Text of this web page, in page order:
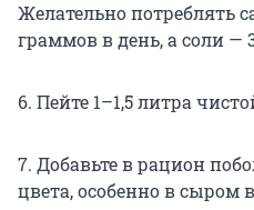
Желательно потреблять
граммов в день, а соли —
6. Пейте 1–1,5 литра
7. Добавьте в рацион
цвета, особенно в сыром